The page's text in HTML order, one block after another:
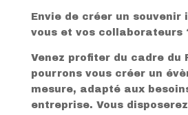
Envie de créer un souvenir
vous et vos collaborateurs
Venez profiter du cadre du
pourrons vous créer un
mesure, adapté aux
entreprise. Vous